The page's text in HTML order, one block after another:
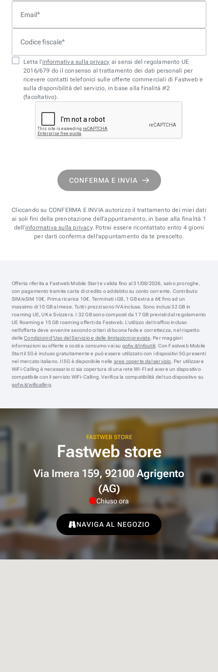
Email*
Codice fiscale*
Letta l'informativa sulla privacy ai sensi del regolamento UE
2016/679 do il consenso al trattamento dei dati personali per
ricevere contatti telefonici sulle offerte commerciali di Fastweb e
sulla disponibilità del servizio, in base alla finalità #2
(facoltativo).
CONFERMA E INVIA
Cliccando su CONFERMA E INVIA autorizzo il trattamento dei miei dati
ai soli fini della prenotazione dell’appuntamento, in base alla finalità 1
dell’informativa sulla privacy. Potrai essere ricontattato entro 4 giorni
per darti conferma dell’appuntamento da te prescelto.
Offerta riferita a Fastweb Mobile Start e valida fino al 31/08/2026, salvo proroghe,
con pagamento tramite carta di credito o addebito su conto corrente. Contributo
SIM/eSIM 10€. Prima ricarica 10€. Terminati i GB, 1 GB extra a 6€ fino ad un
massimo di 10 GB al mese. Tutti i prezzi sono IVA inclusa. Sono inclusi 32 GB in
roaming UE, UK e Svizzera. I 32 GB sono composti da 17 GB previsti dal regolamento
UE Roaming e 15 GB roaming offerti da Fastweb. L’utilizzo del traffico incluso
nell’offerta deve avvenire secondo criteri di buona fede e correttezza, nel rispetto
delleCondizioni d’Uso del Servizio e delle limitazioni previste . Per maggiori
informazioni su offerte e costi a consumo vai su gofw.it/infoutili . Con Fastweb Mobile
Start il 5G è incluso gratuitamente e può essere utilizzato con i dispositivi 5G presenti
nel mercato italiano. Il 5G è disponibile nelle aree coperte dal servizio . Per utilizzare
WiFi-Calling è necessario ci sia copertura di una rete WI-FI ed avere un dispositivo
compatibile con il servizio WiFi-Calling. Verifica la compatibilità del tuo dispositivo su
gofw.it/wificalling.
FASTWEB STORE
Fastweb store
Via Imera 159, 92100 Agrigento
(AG)
Chiuso ora
NAVIGA AL NEGOZIO